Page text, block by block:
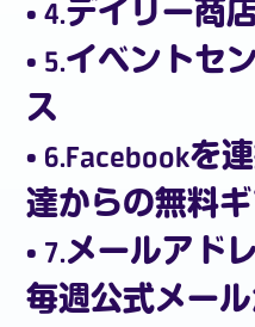
• 4.デイリー商
• 5.イベントセ
ス
• 6.Facebookを
達からの無料
• 7.メールアド
毎週公式メー